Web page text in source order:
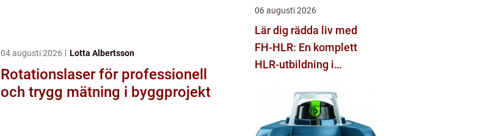
04 augusti 2026 Lotta Albertsson
Rotationslaser för professionell
och trygg mätning i byggprojekt
06 augusti 2026
Lär dig rädda liv med
FH-HLR: En komplett
HLR-utbildning i